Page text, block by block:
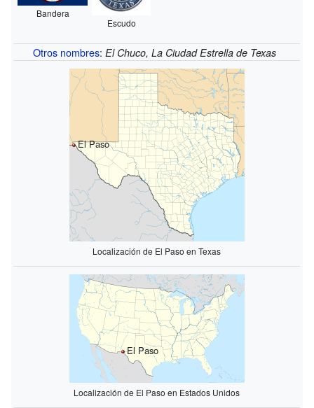
Bandera
Escudo
Otros nombres:El Chuco, La Ciudad Estrella de Texas
El Paso
Localización de El Paso en Texas
El Paso
Localización de El Paso en Estados Unidos